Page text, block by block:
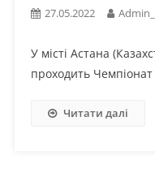
27.05.2022
У місті Астана
проходить
Читати далі